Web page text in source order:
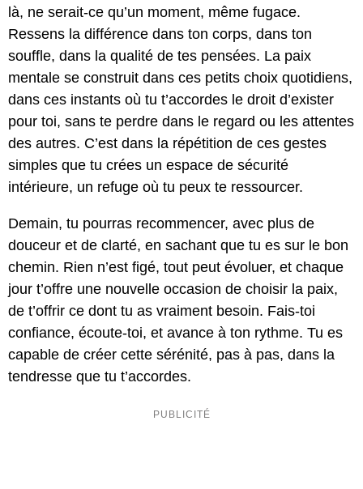
là, ne serait-ce qu’un moment, même fugace.
Ressens la différence dans ton corps, dans ton
souffle, dans la qualité de tes pensées. La paix
mentale se construit dans ces petits choix quotidiens,
dans ces instants où tu t’accordes le droit d’exister
pour toi, sans te perdre dans le regard ou les attentes
des autres. C’est dans la répétition de ces gestes
simples que tu crées un espace de sécurité
intérieure, un refuge où tu peux te ressourcer.
Demain, tu pourras recommencer, avec plus de
douceur et de clarté, en sachant que tu es sur le bon
chemin. Rien n’est figé, tout peut évoluer, et chaque
jour t’offre une nouvelle occasion de choisir la paix,
de t’offrir ce dont tu as vraiment besoin. Fais-toi
confiance, écoute-toi, et avance à ton rythme. Tu es
capable de créer cette sérénité, pas à pas, dans la
tendresse que tu t’accordes.